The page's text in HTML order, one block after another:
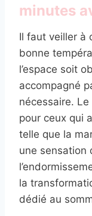
minutes
Il faut veiller à
bonne
l’espace soit
accompagné
nécessaire. Le
pour ceux qui
telle que la
une sensation
la
dédié au